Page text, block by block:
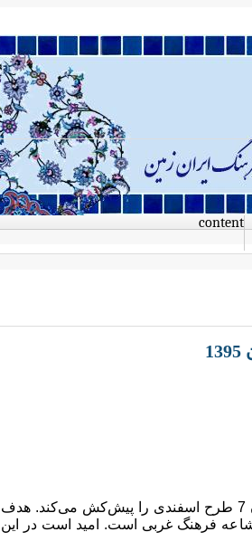
content
تارنمای ایرانبوم، به مناسبت جشن ملی اسفندگان 7 طرح اسفندی را پیش‌کش می‌کند. هدف
اشاعه فرهنگ غربی است. امید است در این